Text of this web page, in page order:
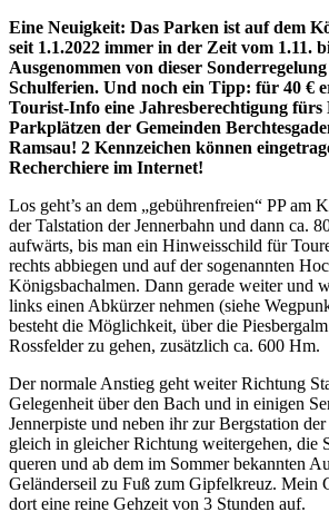
Eine Neuigkeit: Das Parken ist auf dem
seit 1.1.2022 immer in der Zeit vom 1.11.
Ausgenommen von dieser
Schulferien. Und noch ein Tipp: für 40 €
Tourist-Info eine Jahresberechtigung fürs
Parkplätzen der Gemeinden
Ramsau! 2 Kennzeichen können
Recherchiere im Internet!
Los geht’s an dem „gebührenfreien“ PP am
der Talstation der Jennerbahn und dann ca.
aufwärts, bis man ein Hinweisschild für
rechts abbiegen und auf der sogenannten
Königsbachalmen. Dann gerade weiter und
links einen Abkürzer nehmen (siehe
besteht die Möglichkeit, über die
Rossfelder zu gehen, zusätzlich ca. 600 Hm.
Der normale Anstieg geht weiter Richtung
Gelegenheit über den Bach und in einigen
Jennerpiste und neben ihr zur Bergstation
gleich in gleicher Richtung weitergehen, die
queren und ab dem im Sommer bekannten
Geländerseil zu Fuß zum Gipfelkreuz. Mein
dort eine reine Gehzeit von 3 Stunden auf.